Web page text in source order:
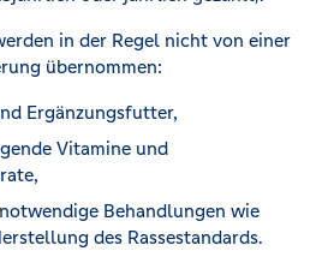
in der Regel nicht von einer
übernommen:
Ergänzungsfutter,
Vitamine und
Behandlungen wie
des Rassestandards.